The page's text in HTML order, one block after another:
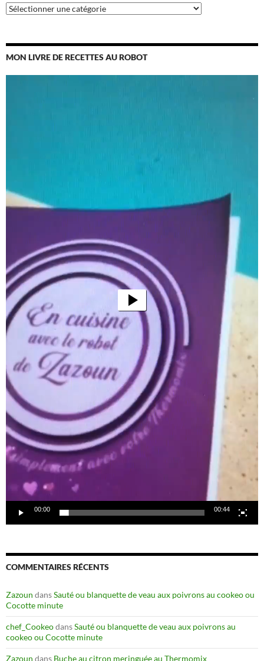
Catégories
MON LIVRE DE RECETTES AU ROBOT
00:00 00:44
COMMENTAIRES RÉCENTS
Zazoun dansSauté ou blanquette de veau aux poivrons au cookeo ou
Cocotte minute
chef_CookeodansSauté ou blanquette de veau aux poivrons au
cookeo ou Cocotte minute
Zazoun dans Buche au citron meringuée au Thermomix